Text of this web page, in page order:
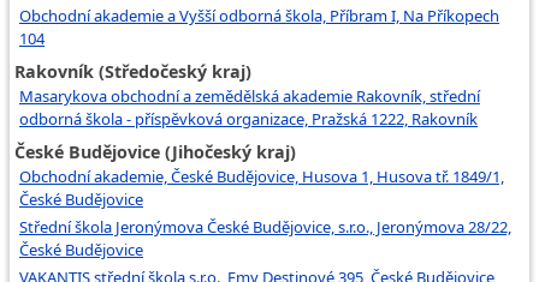
Obchodní akademie a Vyšší odborná škola, Příbram I, Na Příkopech
104
Rakovník (Středočeský kraj)
Masarykova obchodní a zemědělská akademie Rakovník, střední
odborná škola - příspěvková organizace, Pražská 1222, Rakovník
České Budějovice (Jihočeský kraj)
Obchodní akademie, České Budějovice, Husova 1, Husova tř. 1849/1,
České Budějovice
Střední škola Jeronýmova České Budějovice, s.r.o., Jeronýmova 28/22,
České Budějovice
VAKANTIS střední škola s.r.o., Emy Destinové 395, České Budějovice